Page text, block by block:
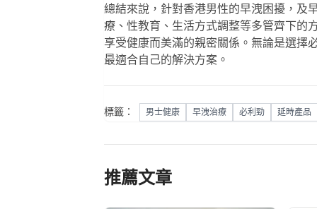
總結來說，針對香港男性的早洩困擾，及
療、性教育、生活方式調整等多管齊下的
享受健康而美滿的親密關係。無論是選擇
最適合自己的解決方案。
標籤： 男士健康 早洩治療 必利勁 延時產品
推薦文章